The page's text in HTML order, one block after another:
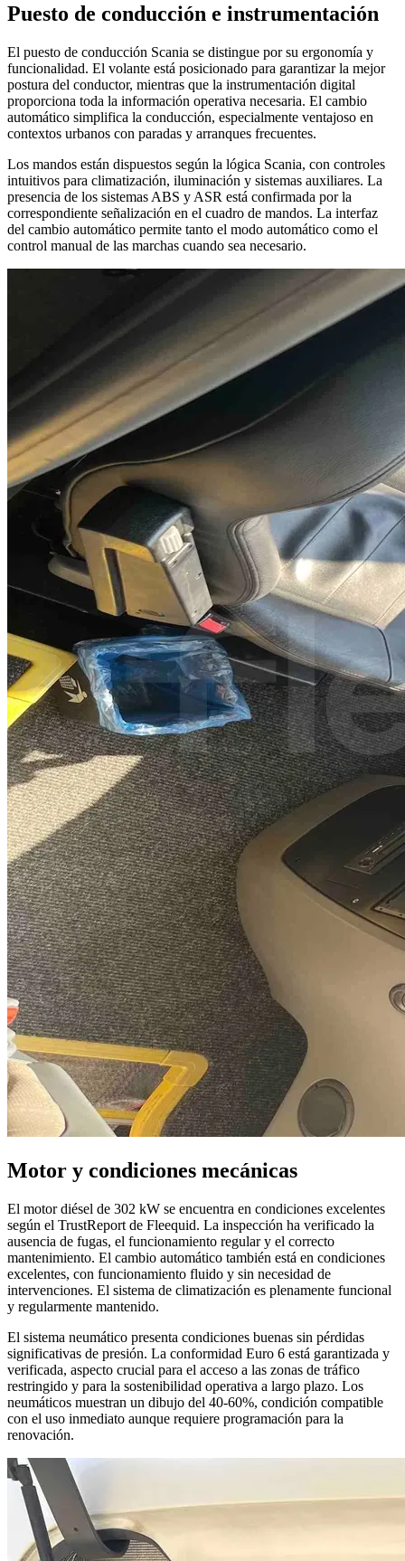
Puesto de conducción e instrumentación
El puesto de conducción Scania se distingue por su ergonomía y
funcionalidad. El volante está posicionado para garantizar la mejor
postura del conductor, mientras que la instrumentación digital
proporciona toda la información operativa necesaria. El cambio
automático simplifica la conducción, especialmente ventajoso en
contextos urbanos con paradas y arranques frecuentes.
Los mandos están dispuestos según la lógica Scania, con controles
intuitivos para climatización, iluminación y sistemas auxiliares. La
presencia de los sistemas ABS y ASR está confirmada por la
correspondiente señalización en el cuadro de mandos. La interfaz
del cambio automático permite tanto el modo automático como el
control manual de las marchas cuando sea necesario.
Motor y condiciones mecánicas
El motor diésel de 302 kW se encuentra en condiciones excelentes
según el TrustReport de Fleequid. La inspección ha verificado la
ausencia de fugas, el funcionamiento regular y el correcto
mantenimiento. El cambio automático también está en condiciones
excelentes, con funcionamiento fluido y sin necesidad de
intervenciones. El sistema de climatización es plenamente funcional
y regularmente mantenido.
El sistema neumático presenta condiciones buenas sin pérdidas
significativas de presión. La conformidad Euro 6 está garantizada y
verificada, aspecto crucial para el acceso a las zonas de tráfico
restringido y para la sostenibilidad operativa a largo plazo. Los
neumáticos muestran un dibujo del 40-60%, condición compatible
con el uso inmediato aunque requiere programación para la
renovación.